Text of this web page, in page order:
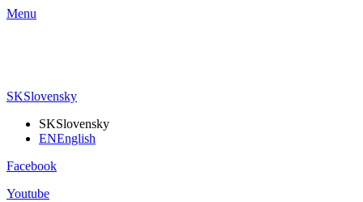
Menu
SKSlovensky
SKSlovensky
ENEnglish
Facebook
Youtube